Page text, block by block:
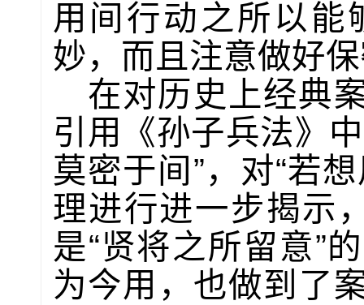
用间行动之所以能
妙，而且注意做好
在对历史上经典
引用《孙子兵法》
莫密于间”，对“若
理进行进一步揭示
是“贤将之所留意”
为今用，也做到了